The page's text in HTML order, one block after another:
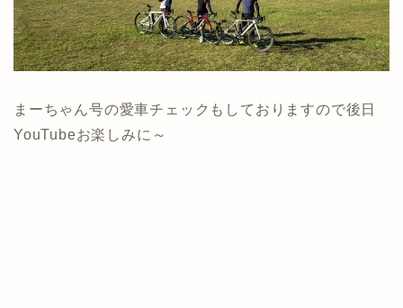
まーちゃん号の愛車チェックもしておりますので後日
YouTubeお楽しみに～